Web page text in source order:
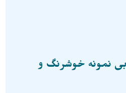
نمونه خوشرنگ و